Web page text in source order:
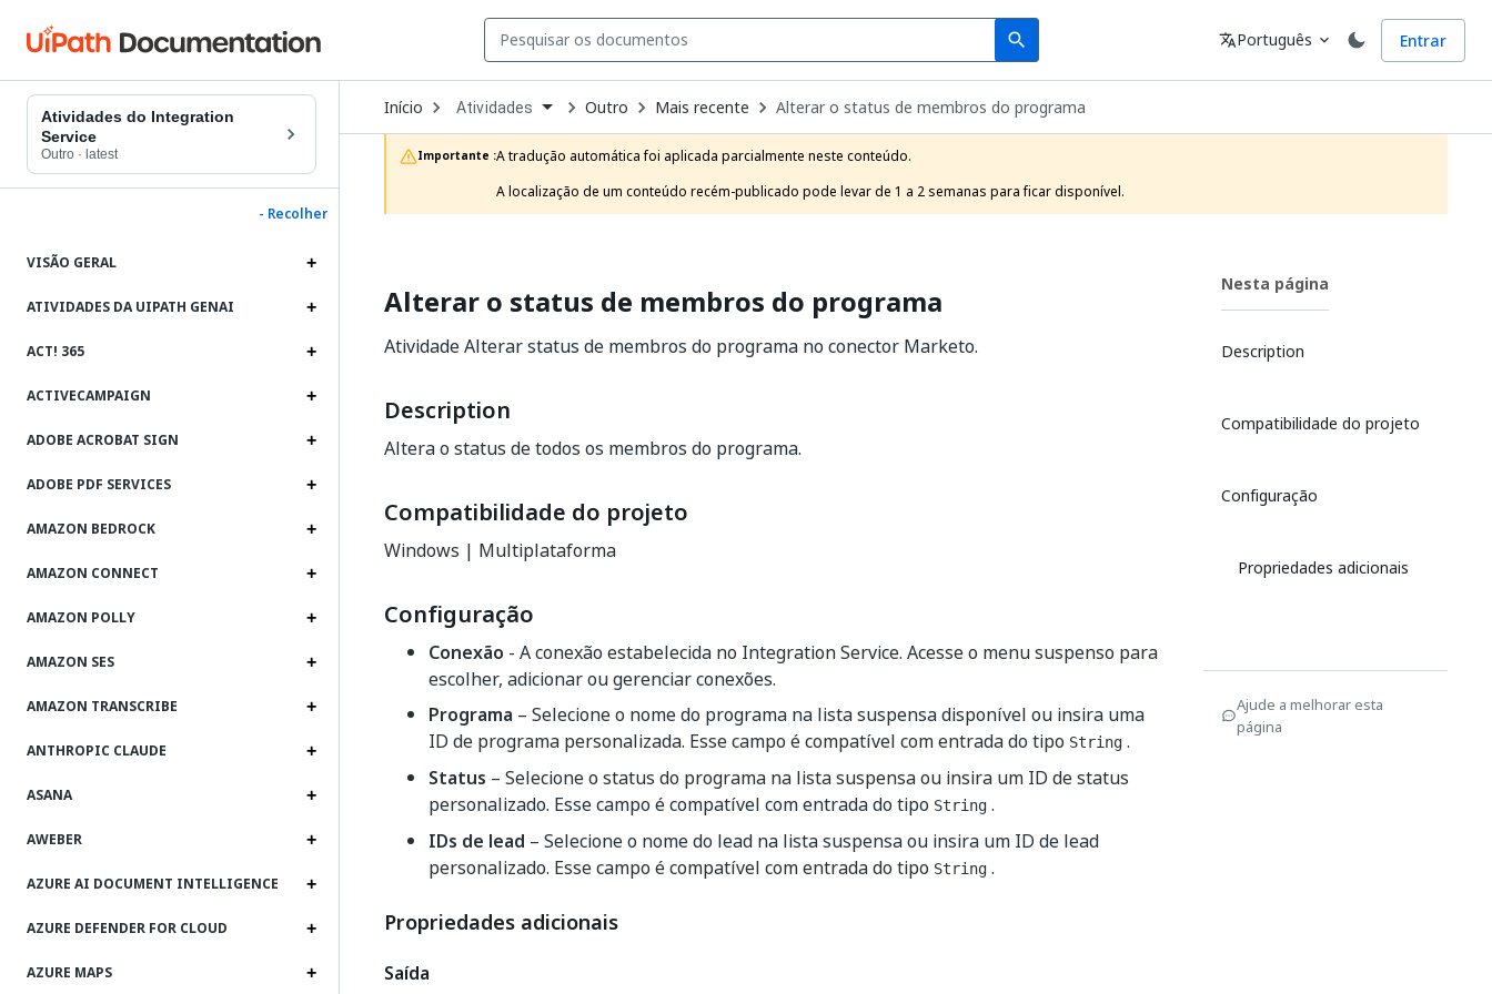
search
Search Idioma
translatePortuguês expand_more Entrar
Atividades do Integration
Service
Outro · latest
- Recolher
VISÃO GERAL
ATIVIDADES DA UIPATH GENAI
ACT! 365
ACTIVECAMPAIGN
ADOBE ACROBAT SIGN
ADOBE PDF SERVICES
AMAZON BEDROCK
AMAZON CONNECT
AMAZON POLLY
AMAZON SES
AMAZON TRANSCRIBE
ANTHROPIC CLAUDE
ASANA
AWEBER
AZURE AI DOCUMENT INTELLIGENCE
AZURE DEFENDER FOR CLOUD
AZURE MAPS
Início Open
Dropdown
to
choose
product
Atividades Outro Mais recente Alterar o status de membros do programa
Importante :A tradução automática foi aplicada parcialmente neste conteúdo.
A localização de um conteúdo recém-publicado pode levar de 1 a 2 semanas para ficar disponível.
Alterar o status de membros do programa
Atividade Alterar status de membros do programa no conector Marketo.
Description
Altera o status de todos os membros do programa.
Compatibilidade do projeto
Windows | Multiplataforma
Configuração
Conexão - A conexão estabelecida no Integration Service. Acesse o menu suspenso para
escolher, adicionar ou gerenciar conexões.
Programa – Selecione o nome do programa na lista suspensa disponível ou insira uma
ID de programa personalizada. Esse campo é compatível com entrada do tipo String .
Status – Selecione o status do programa na lista suspensa ou insira um ID de status
personalizado. Esse campo é compatível com entrada do tipo String .
IDs de lead – Selecione o nome do lead na lista suspensa ou insira um ID de lead
personalizado. Esse campo é compatível com entrada do tipo String .
Propriedades adicionais
Saída
Nesta página
Description
Compatibilidade do projeto
Configuração
Propriedades adicionais
Ajude a melhorar esta
página